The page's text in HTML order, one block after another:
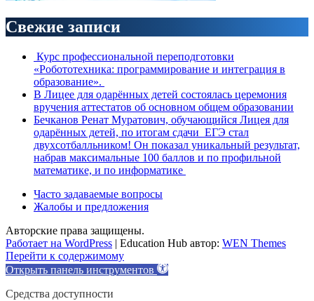
Свежие записи
Курс профессиональной переподготовки
«Робототехника: программирование и интеграция в
образование».
В Лицее для одарённых детей состоялась церемония
вручения аттестатов об основном общем образовании
Бечканов Ренат Муратович, обучающийся Лицея для
одарённых детей, по итогам сдачи ЕГЭ стал
двухсотбалльником! Он показал уникальный результат,
набрав максимальные 100 баллов и по профильной
математике, и по информатике
Часто задаваемые вопросы
Жалобы и предложения
Авторские права защищены.
Работает на WordPress | Education Hub автор: WEN Themes
Перейти к содержимому
Открыть панель инструментов
Средства доступности